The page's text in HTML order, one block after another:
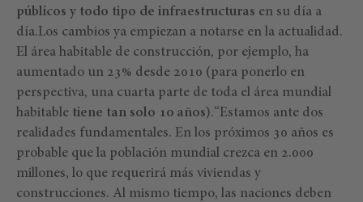
públicos y todo tipo de infraestructuras en su día a
día.Los cambios ya empiezan a notarse en la actualidad.
El área habitable de construcción, por ejemplo, ha
aumentado un 23% desde 2010 (para ponerlo en
perspectiva, una cuarta parte de toda el área mundial
habitable tiene tan solo 10 años).“Estamos ante dos
realidades fundamentales. En los próximos 30 años es
probable que la población mundial crezca en 2.000
millones, lo que requerirá más viviendas y
construcciones. Al mismo tiempo, las naciones deben